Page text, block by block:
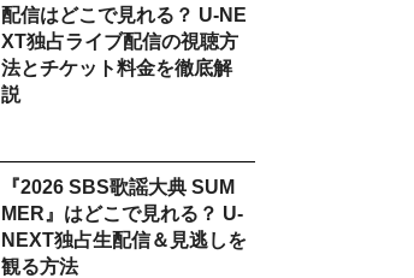
配信はどこで見れる？ U-NE
XT独占ライブ配信の視聴方
法とチケット料金を徹底解
説
『2026 SBS歌謡大典 SUM
MER』はどこで見れる？ U-
NEXT独占生配信＆見逃しを
観る方法